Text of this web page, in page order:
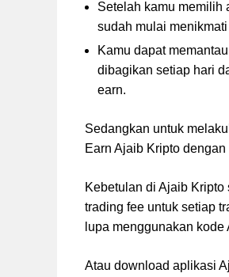
Setelah kamu memilih
sudah mulai
Kamu dapat
dibagikan setiap hari
earn.
Sedangkan untuk
Earn Ajaib Kripto dengan
Kebetulan di Ajaib
trading fee untuk setiap
lupa menggunakan kode
Atau download aplikasi